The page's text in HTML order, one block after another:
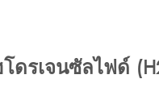
ดรเจนซัลไฟด์